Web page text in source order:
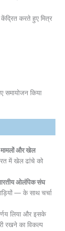
करते हुए मित्र
समायोजन किया
मामलों और खेल
में खेल ढांचे को
ओलंपिक संघ
— के साथ चर्चा
लिया और इसके
रखने का विकल्प